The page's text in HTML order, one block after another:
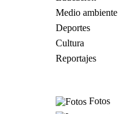
Medio ambiente
Deportes
Cultura
Reportajes
Fotos